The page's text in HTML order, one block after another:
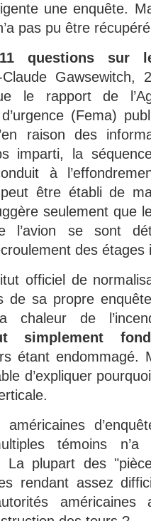
une enquête.
pas pu être
11 questions sur
Gawsewitch,
le rapport de
(Fema)
raison des
imparti, la
à
être établi de
seulement que
l’avion se sont
des étages
officiel de
de sa propre
chaleur de
simplement
étant endommagé.
d’expliquer
témoins n’a
La plupart des
rendant assez
américaines